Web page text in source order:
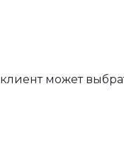
клиент может